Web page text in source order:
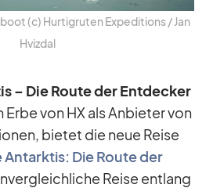
(c) Hur­tig­ru­ten Ex­pe­di­ti­ons /​ Jan
Hvi­z­dal
– Die Route der Ent­de­cker
von HX als An­bie­ter von
bie­tet die neue Reise
Die Route der
Reise ent­lang